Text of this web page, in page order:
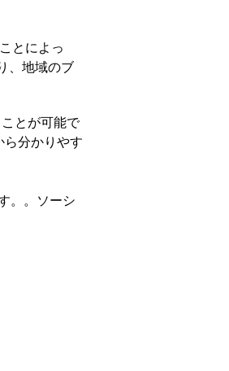
とによっ
、地域のブ
とが可能で
ら分かりやす
。。ソーシ